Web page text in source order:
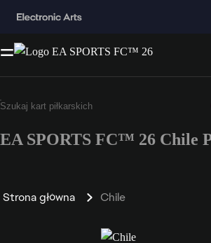
EA SPORTS FC™ 26 Chile
Strona główna Chile